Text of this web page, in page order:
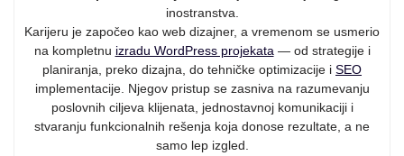
inostranstva.
Karijeru je započeo kao web dizajner, a vremenom se usmerio
na kompletnu izradu WordPress projekata — od strategije i
planiranja, preko dizajna, do tehničke optimizacije i SEO
implementacije. Njegov pristup se zasniva na razumevanju
poslovnih ciljeva klijenata, jednostavnoj komunikaciji i
stvaranju funkcionalnih rešenja koja donose rezultate, a ne
samo lep izgled.